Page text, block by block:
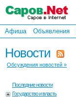
Афиша Объявления
Новости
Обсуждения новостей »
Последние новости
Государство и власть